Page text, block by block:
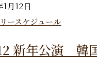
1月12日
ースケジュール
新年公演 韓